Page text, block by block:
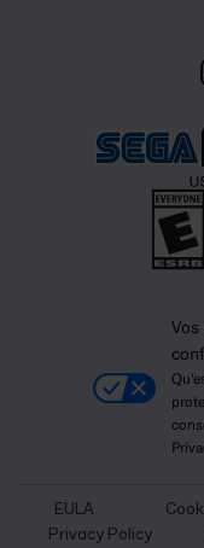
EULA
Privacy Policy